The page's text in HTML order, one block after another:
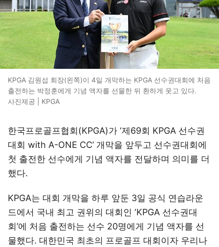
KPGA 김원섭 회장(왼쪽)이 4일 개막하는 KPGA 선수권대회에 처음
출전하는 박정훈에게 기념 액자를 선물한 뒤 환하게 웃고 있다.
사진제공 | KPGA
한국프로골프협회(KPGA)가 ‘제69회 KPGA 선수권
대회 with A-ONE CC’ 개막을 앞두고 선수권대회에
첫 출전한 선수에게 기념 액자를 전달하며 의미를 더
했다.
KPGA는 대회 개막을 하루 앞둔 3일 공식 연습라운
드에서 국내 최고 권위의 대회인 ‘KPGA 선수권대
회’에 처음 출전하는 선수 20명에게 기념 액자를 선
물했다. 대한민국 최초의 프로골프 대회이자 우리나